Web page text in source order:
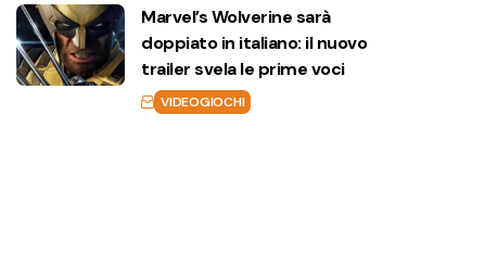
Marvel’s Wolverine sarà
doppiato in italiano: il nuovo
trailer svela le prime voci
VIDEOGIOCHI